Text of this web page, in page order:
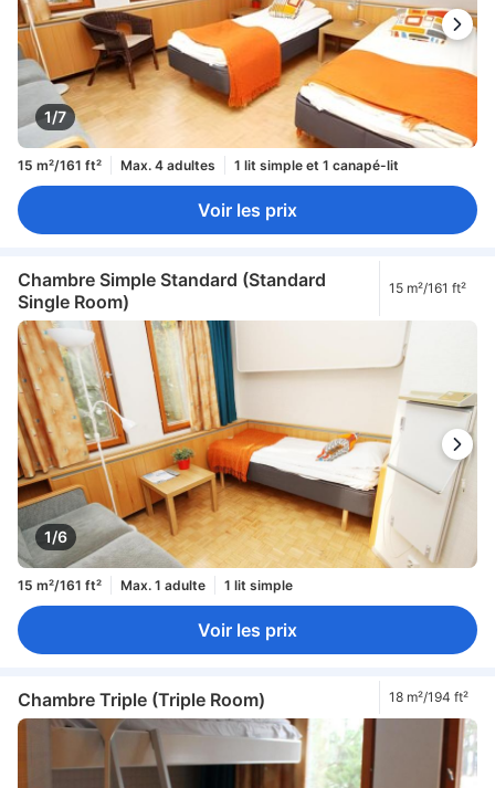
1/7
15 m²/161 ft² Max. 4 adultes 1 lit simple et 1 canapé-lit
Voir les prix
Chambre Simple Standard (Standard
Single Room)
15 m²/161 ft²
1/6
15 m²/161 ft² Max. 1 adulte 1 lit simple
Voir les prix
Chambre Triple (Triple Room) 18 m²/194 ft²